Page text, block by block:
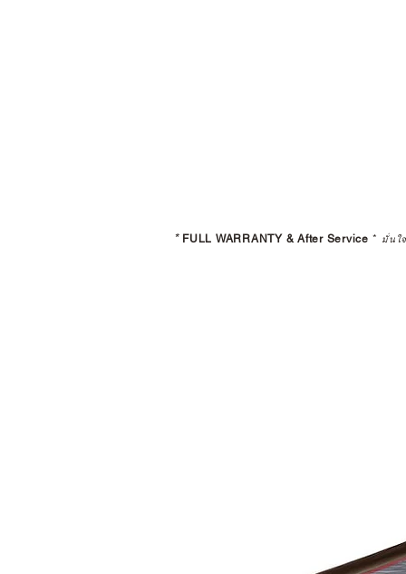
* FULL WARRANTY & After Service * มั่นใ